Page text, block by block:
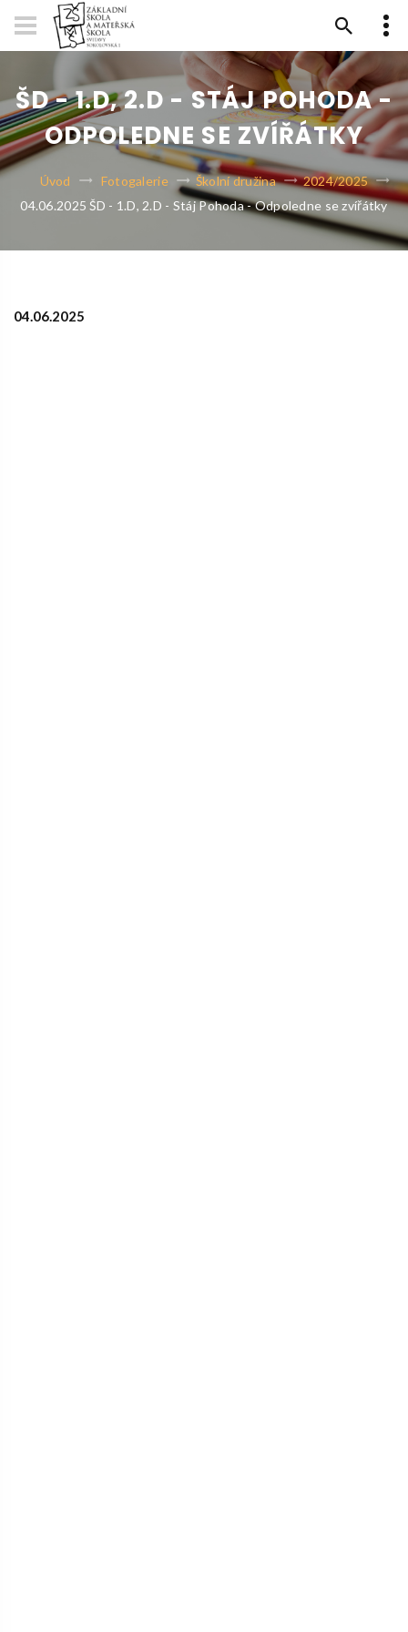
ŠD - 1.D, 2.D - STÁJ POHODA -
ODPOLEDNE SE ZVÍŘÁTKY
Úvod Fotogalerie Školní družina
2024/2025
04.06.2025 ŠD - 1.D, 2.D - Stáj Pohoda - Odpoledne se zvířátky
04.06.2025